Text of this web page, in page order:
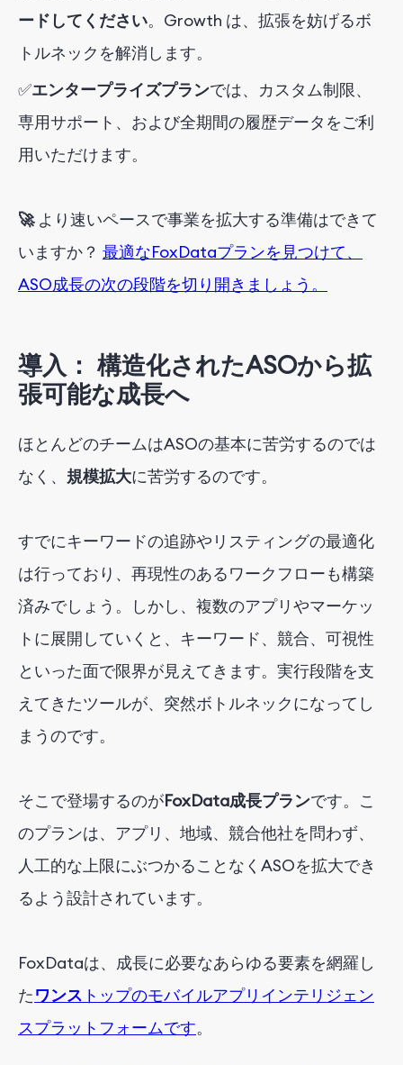
ードしてください。Growth は、拡張を妨げるボ
トルネックを解消します。
✅エンタープライズプランでは、カスタム制限、
専用サポート、および全期間の履歴データをご利
用いただけます。
🚀 より速いペースで事業を拡大する準備はできて
いますか？ 最適なFoxDataプランを見つけて、
ASO成長の次の段階を切り開きましょう。
導入 ： 構造化されたASOから拡
張可能な成長へ
ほとんどのチームはASOの基本に苦労するのでは
なく、 規模拡大に苦労するのです。
すでにキーワードの追跡やリスティングの最適化
は行っており、再現性のあるワークフローも構築
済みでしょう。しかし、複数のアプリやマーケッ
トに展開していくと、キーワード、競合、可視性
といった面で限界が見えてきます。実行段階を支
えてきたツールが、突然ボトルネックになってし
まうのです。
そこで登場するのがFoxData成長プランです。こ
のプランは、アプリ、地域、競合他社を問わず、
人工的な上限にぶつかることなくASOを拡大でき
るよう設計されています。
FoxDataは、成長に必要なあらゆる要素を網羅し
たワンス トップのモバイルアプリインテリジェン
スプラットフォームです。